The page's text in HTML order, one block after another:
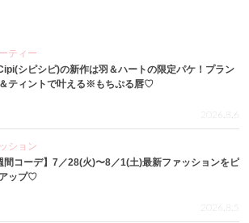
ティー
シピシピ)の新作は羽＆ハートの限定パケ！プラン
ティントで叶える※もちぷる唇♡
2026.8.6
ション
間コーデ】7／28(火)〜8／1(土)最新ファッションをピ
ップ♡
2026.8.5